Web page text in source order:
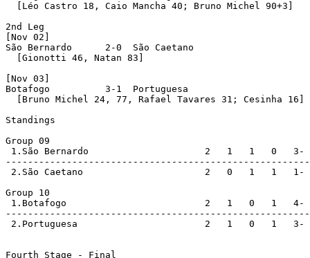
  [Léo Castro 18, Caio Mancha 40; Bruno Michel 90+3]
2nd Leg
[Nov 02]
São Bernardo      2-0  São Caetano
  [Gionotti 46, Natan 83]
[Nov 03]
Botafogo          3-1  Portuguesa
  [Bruno Michel 24, 77, Rafael Tavares 31; Cesinha 16]
Standings
Group 09
1.São Bernardo                     2   1   1   0   3-
2.São Caetano                      2   0   1   1   1-
Group 10
1.Botafogo                         2   1   0   1   4-
2.Portuguesa                       2   1   0   1   3-
Fourth Stage - Final